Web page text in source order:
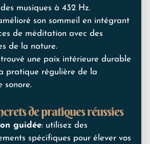
musiques à 432 Hz.
son sommeil en intégrant
de méditation avec des
de la nature.
une paix intérieure durable
pratique régulière de la
sonore.
de pratiques réussies
guidée: utilisez des
spécifiques pour élever vos